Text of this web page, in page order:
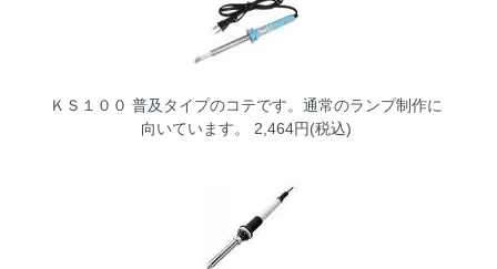
ＫＳ１００ 普及タイプのコテです。通常のランプ制作に
向いています。 2,464円(税込)